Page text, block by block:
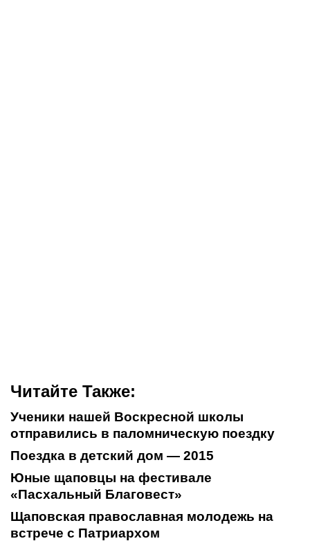
Читайте Также:
Ученики нашей Воскресной школы
отправились в паломническую поездку
Поездка в детский дом — 2015
Юные щаповцы на фестивале
«Пасхальный Благовест»
Щаповская православная молодежь на
встрече с Патриархом